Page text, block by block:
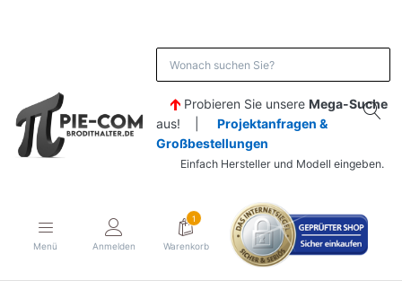
Probieren Sie unsere Mega-Suche
aus! | Projektanfragen &
Großbestellungen
Einfach Hersteller und Modell eingeben.
Menü Anmelden
1
Warenkorb